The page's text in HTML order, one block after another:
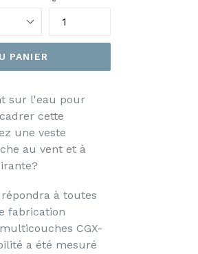
PANIER
sur l'eau pour
cette
une veste
au vent et à
répondra à toutes
fabrication
CGX-
a été mesuré